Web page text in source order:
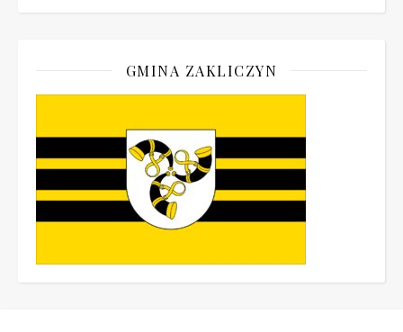
GMINA ZAKLICZYN